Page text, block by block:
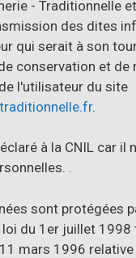
- Traditionnelle
des dites
qui serait à son
conservation et
l'utilisateur du site
.
à la CNIL car il
.
sont protégées
du 1er juillet 1998
mars 1996